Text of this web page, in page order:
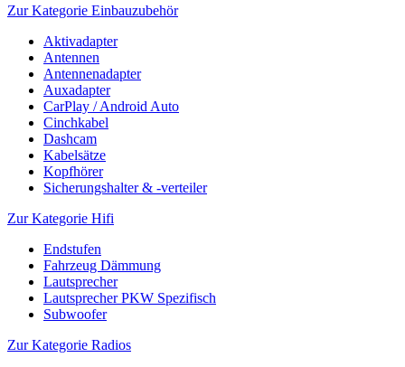
Zur Kategorie Einbauzubehör
Aktivadapter
Antennen
Antennenadapter
Auxadapter
CarPlay / Android Auto
Cinchkabel
Dashcam
Kabelsätze
Kopfhörer
Sicherungshalter & -verteiler
Zur Kategorie Hifi
Endstufen
Fahrzeug Dämmung
Lautsprecher
Lautsprecher PKW Spezifisch
Subwoofer
Zur Kategorie Radios